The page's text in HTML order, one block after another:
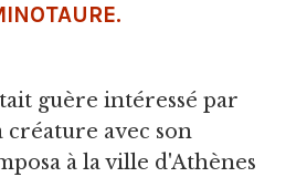
guère intéressé par
avec son
à la ville d'Athènes